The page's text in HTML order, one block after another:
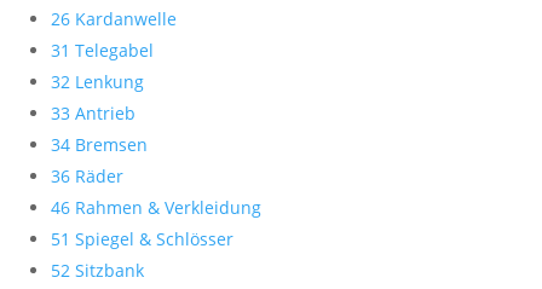
26 Kardanwelle
31 Telegabel
32 Lenkung
33 Antrieb
34 Bremsen
36 Räder
46 Rahmen & Verkleidung
51 Spiegel & Schlösser
52 Sitzbank